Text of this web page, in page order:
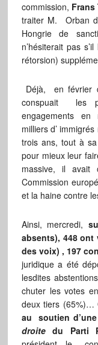
commission, Frans
traiter M. Orban
Hongrie de
n’hésiterait pas
rétorsion)
Déjà, en février
conspuait les
engagements en
milliers d’
trois ans, tout à
pour mieux leur
massive, il avait
Commission
et la haine contre
Ainsi, mercredi,
absents), 448 ont
des voix) , 197
juridique a été
lesdites
chuter les votes
deux tiers (65%)…
au soutien
droitedu Parti